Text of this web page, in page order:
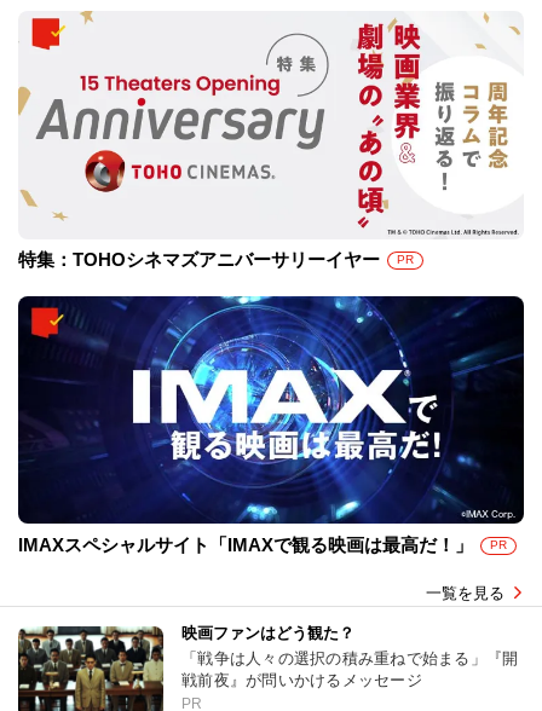
特集：TOHOシネマズアニバーサリーイヤー PR
IMAXスペシャルサイト「IMAXで観る映画は最高だ！」 PR
一覧を見る
映画ファンはどう観た？
「戦争は人々の選択の積み重ねで始まる」『開
戦前夜』が問いかけるメッセージ
PR